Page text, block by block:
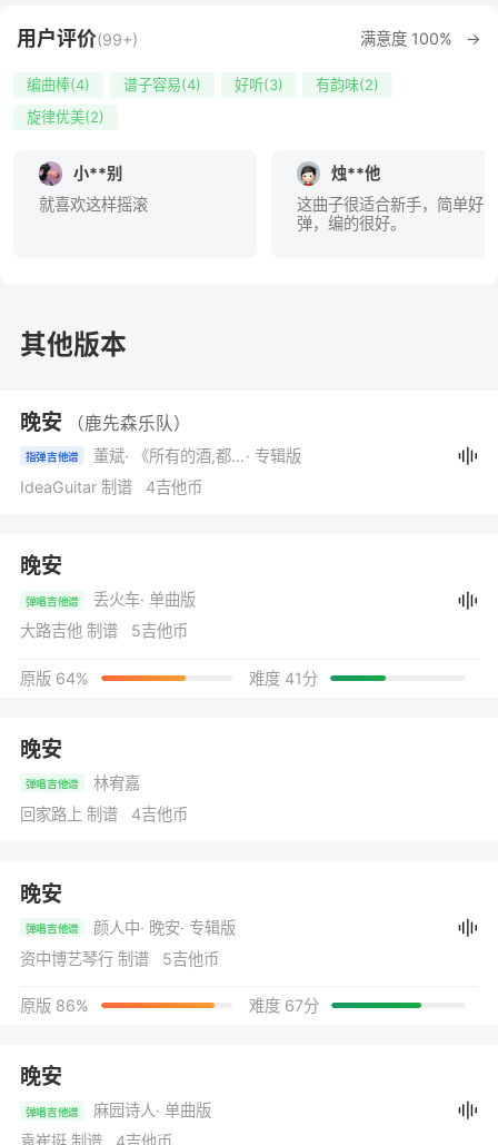
满意度 100% →
用户评价(99+)
编曲棒(4) 谱子容易(4) 好听(3)
有韵味(2)
旋律优美(2)
小**别
就喜欢这样摇滚
烛**他
这曲子很适合新手，简单好
弹，编的很好。
其他版本
晚安 （鹿先森乐队）
指弹吉他谱 董斌 · 《所有的酒,都不如你》· 专辑版
IdeaGuitar 制谱 4吉他币
晚安
弹唱吉他谱 丢火车· 单曲版
大路吉他 制谱 5吉他币
原版 64% 难度 41分
晚安
弹唱吉他谱
林宥嘉
回家路上 制谱 4吉他币
晚安
弹唱吉他谱 颜人中· 晚安· 专辑版
资中博艺琴行 制谱 5吉他币
原版 86% 难度 67分
晚安
弹唱吉他谱 麻园诗人· 单曲版
袁崔挺 制谱 4吉他币